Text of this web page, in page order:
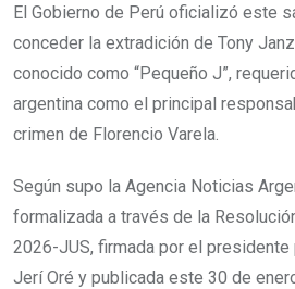
El Gobierno de Perú oficializó este
conceder la extradición de Tony
conocido como “Pequeño J”,
argentina como el principal
crimen de Florencio Varela.
Según supo la Agencia Noticias
formalizada a través de la
2026-JUS, firmada por el presidente
Jerí Oré y publicada este 30 de